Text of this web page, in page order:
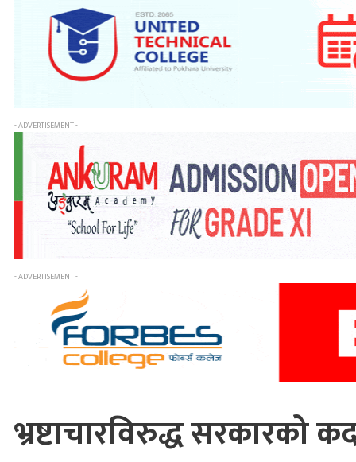
- ADVERTISEMENT -
- ADVERTISEMENT -
भ्रष्टाचारविरुद्ध सरकारको